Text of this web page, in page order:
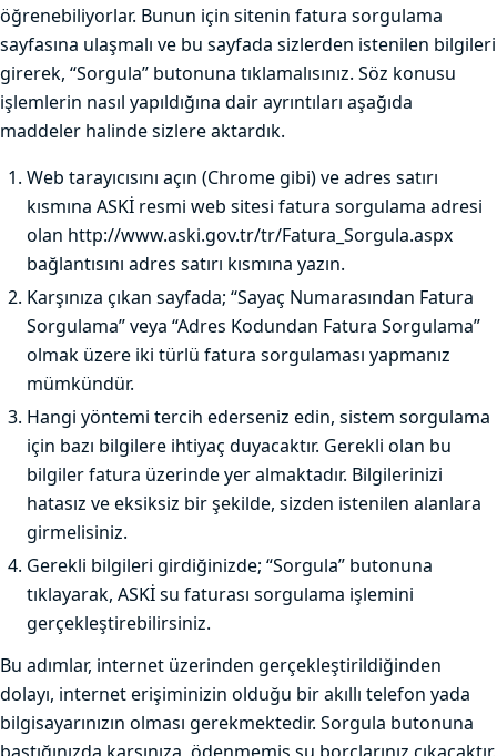
öğrenebiliyorlar. Bunun için sitenin fatura sorgulama
sayfasına ulaşmalı ve bu sayfada sizlerden istenilen bilgileri
girerek, “Sorgula” butonuna tıklamalısınız. Söz konusu
işlemlerin nasıl yapıldığına dair ayrıntıları aşağıda
maddeler halinde sizlere aktardık.
Web tarayıcısını açın (Chrome gibi) ve adres satırı
kısmına ASKİ resmi web sitesi fatura sorgulama adresi
olan http://www.aski.gov.tr/tr/Fatura_Sorgula.aspx
bağlantısını adres satırı kısmına yazın.
Karşınıza çıkan sayfada; “Sayaç Numarasından Fatura
Sorgulama” veya “Adres Kodundan Fatura Sorgulama”
olmak üzere iki türlü fatura sorgulaması yapmanız
mümkündür.
Hangi yöntemi tercih ederseniz edin, sistem sorgulama
için bazı bilgilere ihtiyaç duyacaktır. Gerekli olan bu
bilgiler fatura üzerinde yer almaktadır. Bilgilerinizi
hatasız ve eksiksiz bir şekilde, sizden istenilen alanlara
girmelisiniz.
Gerekli bilgileri girdiğinizde; “Sorgula” butonuna
tıklayarak, ASKİ su faturası sorgulama işlemini
gerçekleştirebilirsiniz.
Bu adımlar, internet üzerinden gerçekleştirildiğinden
dolayı, internet erişiminizin olduğu bir akıllı telefon yada
bilgisayarınızın olması gerekmektedir. Sorgula butonuna